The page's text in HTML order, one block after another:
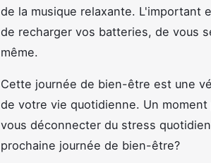
de la musique relaxante. L'important
de recharger vos batteries, de vous
même.
Cette journée de bien-être est une
de votre vie quotidienne. Un
vous déconnecter du stress
prochaine journée de bien-être?